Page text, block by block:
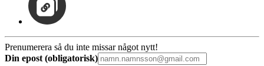
Prenumerera så du inte missar något nytt!
Din epost (obligatorisk)